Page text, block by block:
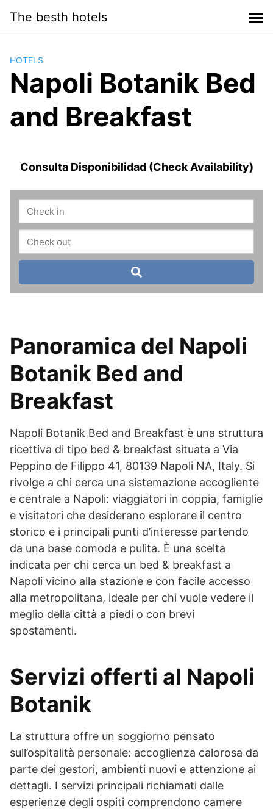
contenido
The besth hotels
HOTELS
Napoli Botanik Bed
and Breakfast
Consulta Disponibilidad (Check Availability)
Panoramica del Napoli
Botanik Bed and
Breakfast
Napoli Botanik Bed and Breakfast è una struttura
ricettiva di tipo bed & breakfast situata a Via
Peppino de Filippo 41, 80139 Napoli NA, Italy. Si
rivolge a chi cerca una sistemazione accogliente
e centrale a Napoli: viaggiatori in coppia, famiglie
e visitatori che desiderano esplorare il centro
storico e i principali punti d’interesse partendo
da una base comoda e pulita. È una scelta
indicata per chi cerca un bed & breakfast a
Napoli vicino alla stazione e con facile accesso
alla metropolitana, ideale per chi vuole vedere il
meglio della città a piedi o con brevi
spostamenti.
Servizi offerti al Napoli
Botanik
La struttura offre un soggiorno pensato
sull’ospitalità personale: accoglienza calorosa da
parte dei gestori, ambienti nuovi e attenzione ai
dettagli. I servizi principali richiamati dalle
esperienze degli ospiti comprendono camere